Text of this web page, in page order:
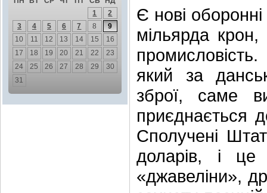
1
2
3
4 5 6 7 8
9
10
11 12 13 14 15
16
17
18 19 20 21 22
23
24
25 26 27 28 29
30
31
Є нові
мільярда
який за
зброї, саме
приєднається
Сполучені
доларів, і
«джавеліни»,